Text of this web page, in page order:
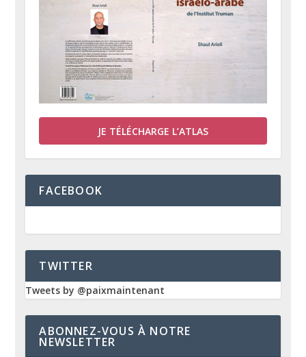
JE TÉLÉCHARGE L’ATLAS
FACEBOOK
TWITTER
Tweets by @paixmaintenant
ABONNEZ-VOUS À NOTRE
NEWSLETTER